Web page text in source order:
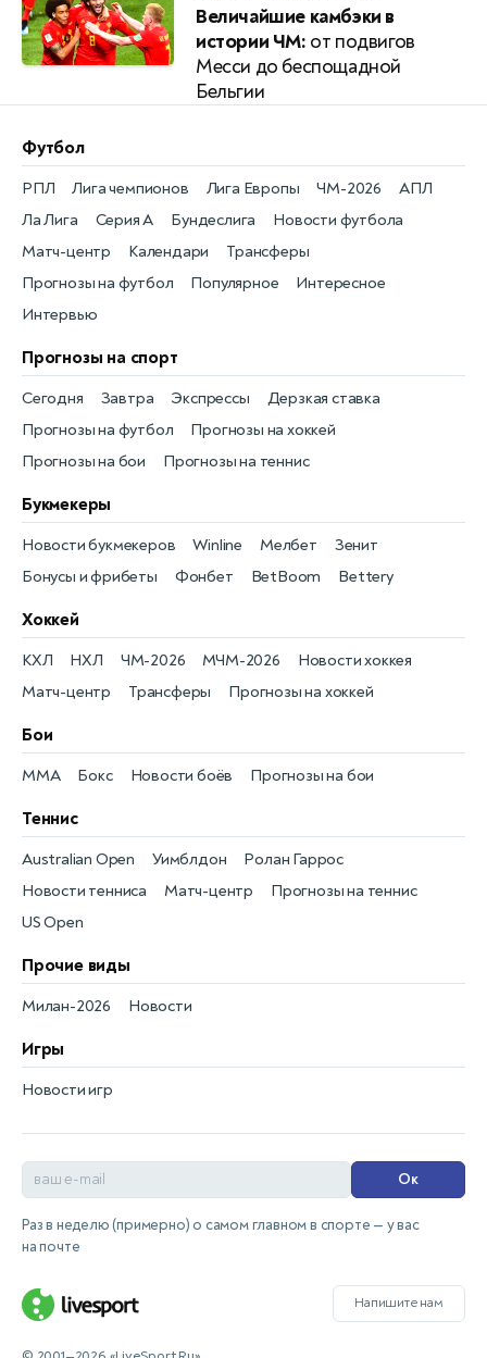
Величайшие камбэки в
истории ЧМ: от подвигов
Месси до беспощадной
Бельгии
Футбол
Новости футбола
РПЛ
Матч-центр
Лига чемпионов
Календари
Лига Европы
Трансферы
ЧМ-2026
Прогнозы на футбол
АПЛ
Популярное
Ла Лига
Интересное
Серия А
Интервью
Бундеслига
Прогнозы на спорт
Прогнозы на футбол
Сегодня
Прогнозы на хоккей
Завтра
Прогнозы на бои
Экспрессы
Прогнозы на теннис
Дерзкая ставка
Букмекеры
Бонусы и фрибеты
Новости букмекеров
Фонбет
Winline
BetBoom
Мелбет
Bettery
Зенит
Хоккей
Новости хоккея
КХЛ
Матч-центр
НХЛ
Трансферы
ЧМ-2026
Прогнозы на хоккей
МЧМ-2026
Бои
Новости боёв
MMA Прогнозы на бои
Бокс
Теннис
Новости тенниса
Australian Open
Матч-центр
Уимблдон
Прогнозы на теннис
Ролан Гаррос
US Open
Прочие виды
Новости
Милан-2026
Игры
Новости игр
Ок
Раз в неделю (примерно) о самом главном в спорте — у вас
на почте
Напишите нам